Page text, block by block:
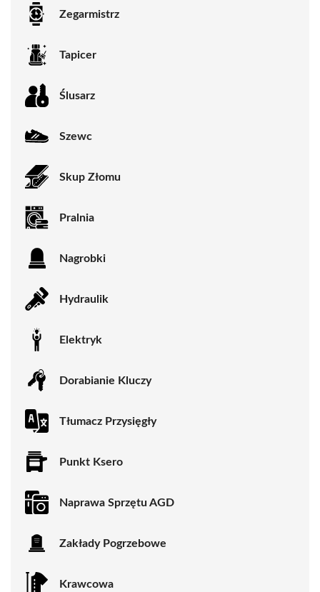
Zegarmistrz
Tapicer
Ślusarz
Szewc
Skup Złomu
Pralnia
Nagrobki
Hydraulik
Elektryk
Dorabianie Kluczy
Tłumacz Przysięgły
Punkt Ksero
Naprawa Sprzętu AGD
Zakłady Pogrzebowe
Krawcowa